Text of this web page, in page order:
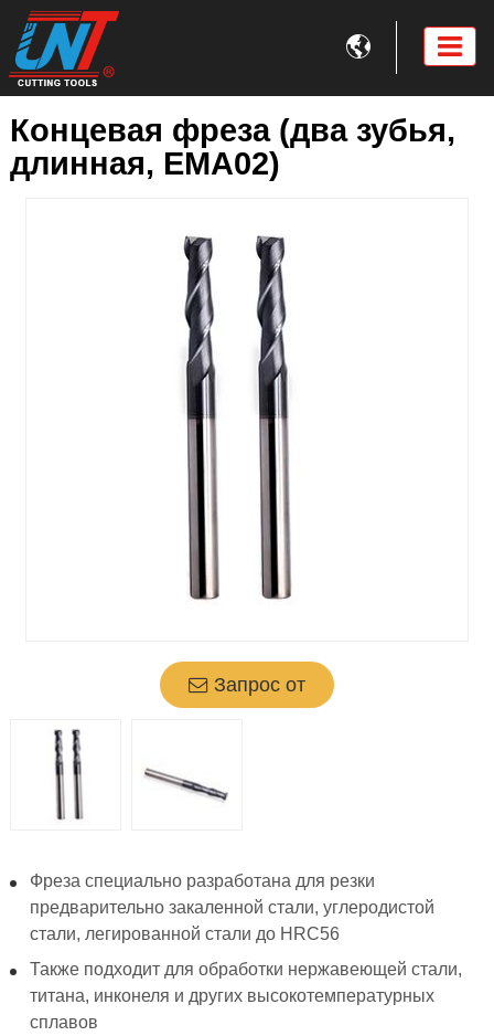

Концевая фреза (два зубья,
длинная, EMA02)
Запрос от
Фреза специально разработана для резки
предварительно закаленной стали, углеродистой
стали, легированной стали до HRC56
Также подходит для обработки нержавеющей стали,
титана, инконеля и других высокотемпературных
сплавов